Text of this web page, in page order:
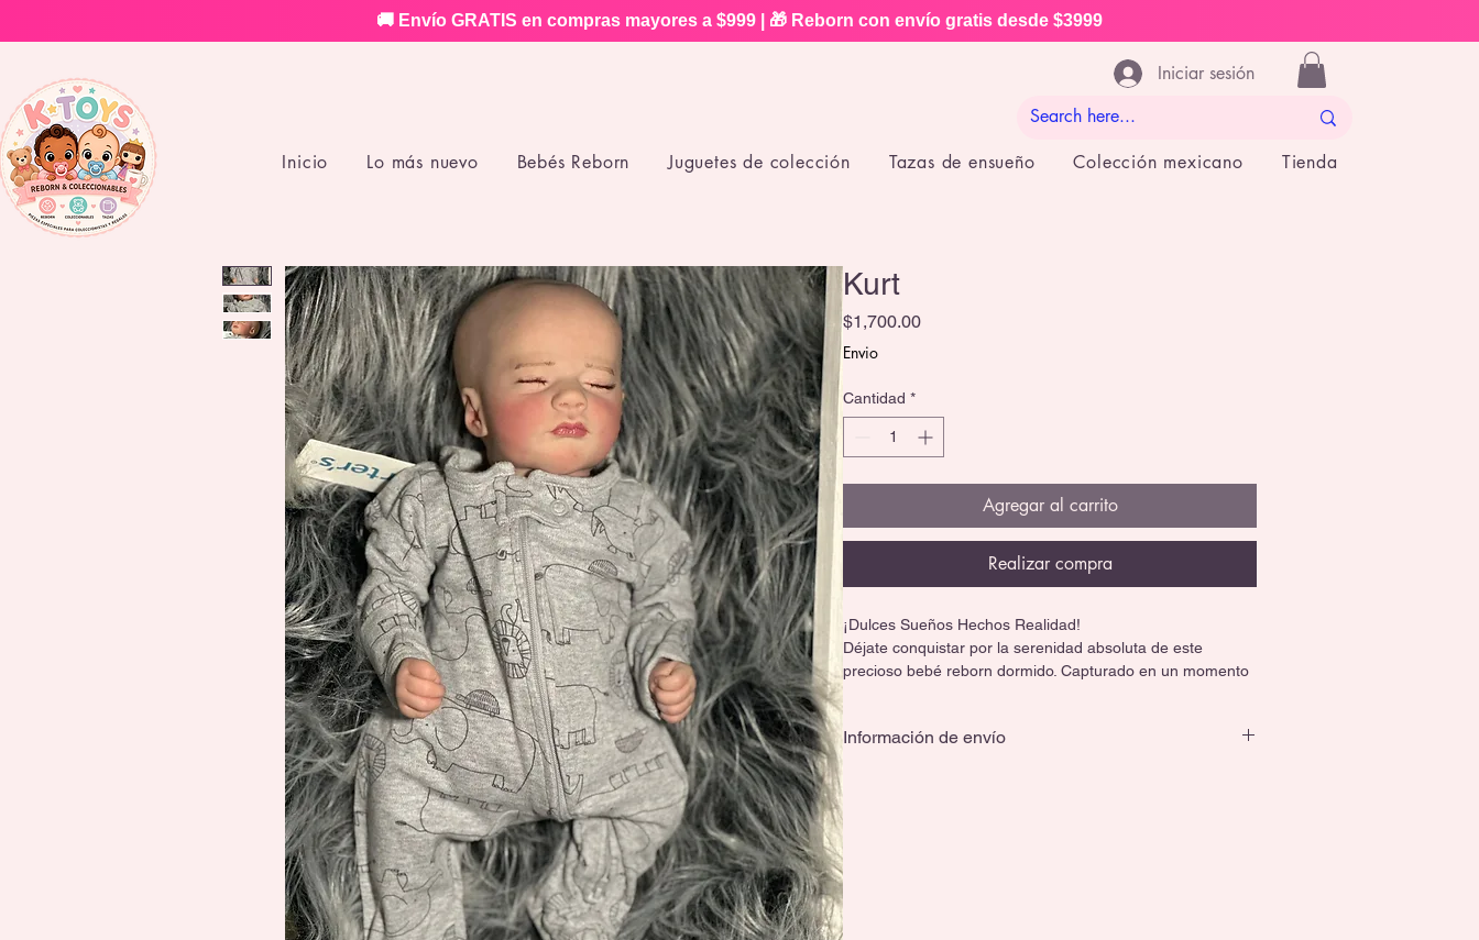
🚚 Envío GRATIS en compras mayores a $999 | 🎁 Reborn con envío gratis desde $3999
Iniciar sesión
Inicio Lo más nuevo Bebés Reborn Juguetes de colección Tazas de ensueño Colección mexicano Tienda
Kurt
$1,700.00Precio
Envio
Cantidad *
Agregar al carrito
Realizar compra
¡Dulces Sueños Hechos Realidad!
Déjate conquistar por la serenidad absoluta de este
precioso bebé reborn dormido. Capturado en un momento
increíblemente realista y llena de ternura.
Información de envío